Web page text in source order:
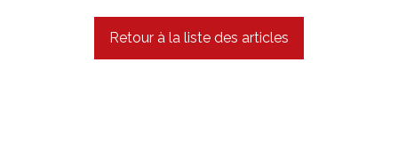
Retour à la liste des articles